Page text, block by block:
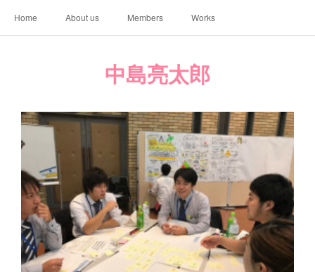
Home About us Members Works
中島亮太郎